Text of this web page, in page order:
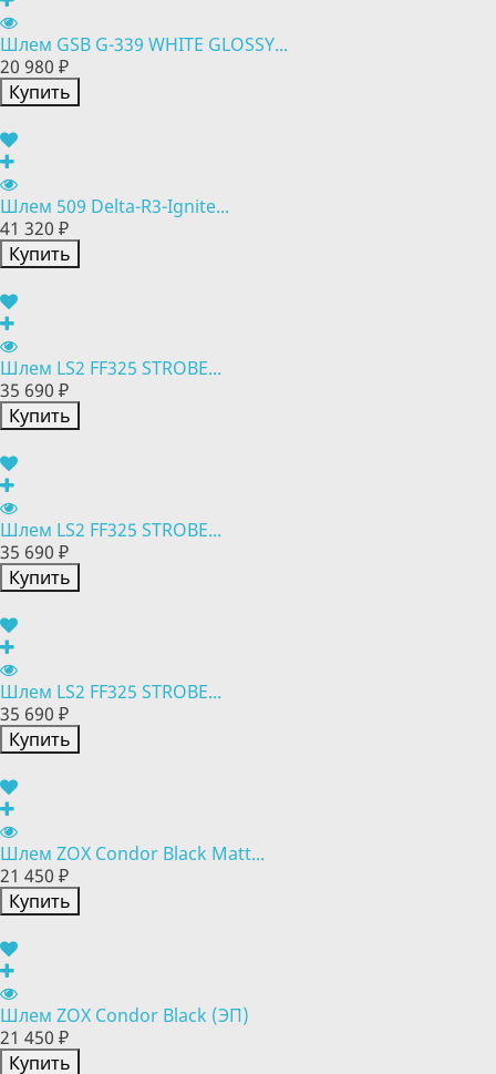
Шлем GSB G-339 WHITE GLOSSY...
20 980 ₽
Купить
Шлем 509 Delta-R3-Ignite...
41 320 ₽
Купить
Шлем LS2 FF325 STROBE...
35 690 ₽
Купить
Шлем LS2 FF325 STROBE...
35 690 ₽
Купить
Шлем LS2 FF325 STROBE...
35 690 ₽
Купить
Шлем ZOX Condor Black Matt...
21 450 ₽
Купить
Шлем ZOX Condor Black (ЭП)
21 450 ₽
Купить